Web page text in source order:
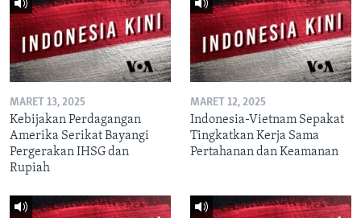
MARET 13, 2025
Kebijakan Perdagangan
Amerika Serikat Bayangi
Pergerakan IHSG dan
Rupiah
MARET 12, 2025
Indonesia-Vietnam Sepakat
Tingkatkan Kerja Sama
Pertahanan dan Keamanan